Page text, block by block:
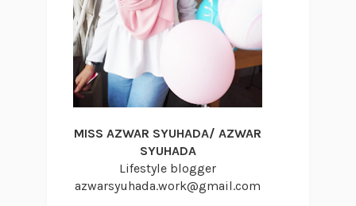
MISS AZWAR SYUHADA/ AZWAR
SYUHADA
Lifestyle blogger
azwarsyuhada.work@gmail.com